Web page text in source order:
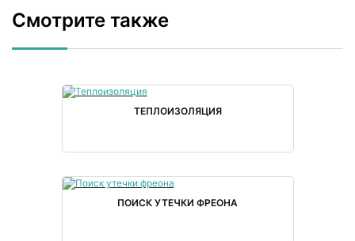
Смотрите также
ТЕПЛОИЗОЛЯЦИЯ
ПОИСК УТЕЧКИ ФРЕОНА